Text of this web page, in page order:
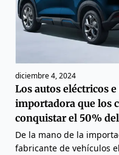
diciembre 4, 2024
Los autos eléctricos
importadora que los
conquistar el 50%
De la mano de la
fabricante de vehículos